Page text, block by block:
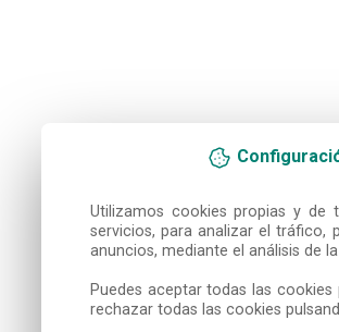
Utilizamos cookies propias y de
servicios, para analizar el tráfico,
anuncios, mediante el análisis de
Puedes aceptar todas las cookies
rechazar todas las cookies